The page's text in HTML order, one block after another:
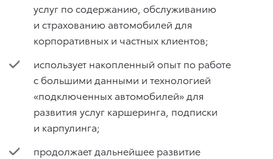
услуг по содержанию, обслуживанию
и страхованию автомобилей для
корпоративных и частных клиентов;
использует накопленный опыт по работе
с большими данными и технологией
«подключенных автомобилей» для
развития услуг каршеринга, подписки
и карпулинга;
продолжает дальнейшее развитие